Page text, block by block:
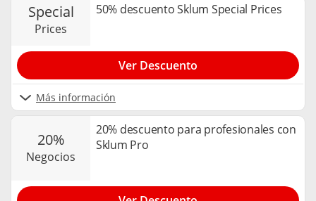
special
prices
50% descuento Sklum Special Prices
Más información
Ver Descuento
20%
negocios
20% descuento para profesionales con
Sklum Pro